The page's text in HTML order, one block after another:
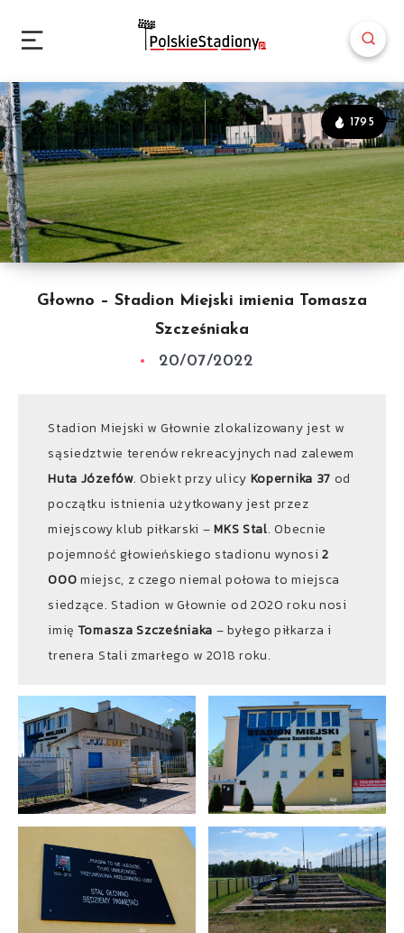
Głowno – Stadion Miejski imienia Tomasza
Szcześniaka
1795
20/07/2022
Stadion Miejski w Głownie zlokalizowany jest w
sąsiedztwie terenów rekreacyjnych nad zalewem
Huta Józefów. Obiekt przy ulicy Kopernika 37 od
początku istnienia użytkowany jest przez
miejscowy klub piłkarski –MKS Stal. Obecnie
pojemność głowieńskiego stadionu wynosi 2
000miejsc, z czego niemal połowa to miejsca
siedzące. Stadion w Głownie od 2020 roku nosi
imię Tomasza Szcześniaka – byłego piłkarza i
trenera Stali zmarłego w 2018 roku.